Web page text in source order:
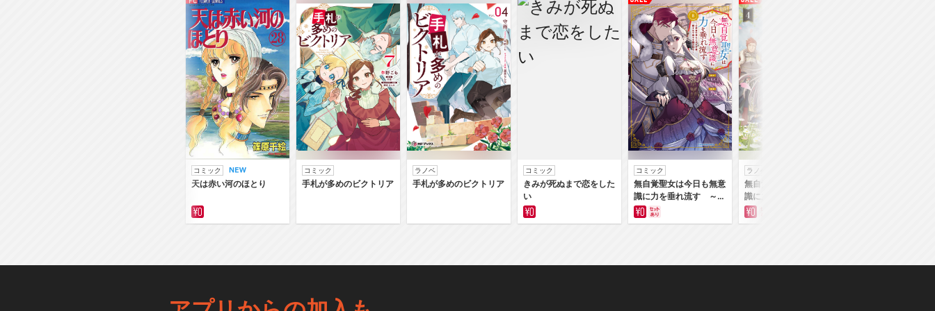
コミック
天は赤い河のほとり
コミック
手札が多めのビクトリア
ラノベ
手札が多めのビクトリア
コミック
きみが死ぬまで恋をした
い
コミック
無自覚聖女は今日も無意
識に力を垂れ流す ～公
爵家の落ちこぼれ令嬢、
嫁ぎ先で幸せを掴み取る
ラノベ
無自覚聖女は今日も無意
識に力を垂れ流す 今代
の聖女は姉ではなく、妹
の私だったみたいです